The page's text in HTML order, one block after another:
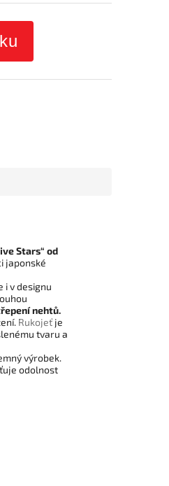
Stars“ od
japonské
i v designu
nehtů.
Rukojeť je
tvaru a
výrobek.
odolnost